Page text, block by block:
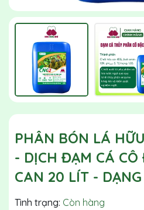
PHÂN BÓN LÁ
- DỊCH ĐẠM CÁ CÔ
CAN 20 LÍT -
Tình trạng: Còn hàng